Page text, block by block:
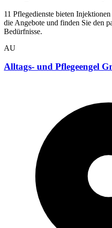
11 Pflegedienste bieten
die Angebote und finden Sie den
Bedürfnisse.
AU
Alltags- und Pflegeengel